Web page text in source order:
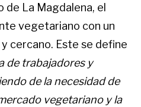
de La Magdalena, el
vegetariano con un
cercano. Este se define
de trabajadores y
de la necesidad de
vegetariano y la